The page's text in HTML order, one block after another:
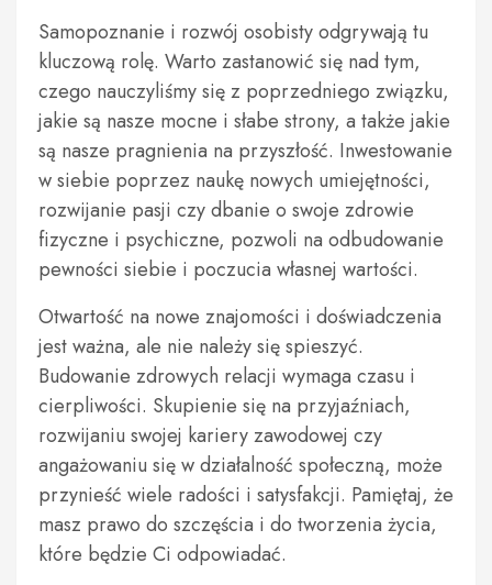
Samopoznanie i rozwój osobisty odgrywają tu
kluczową rolę. Warto zastanowić się nad tym,
czego nauczyliśmy się z poprzedniego związku,
jakie są nasze mocne i słabe strony, a także jakie
są nasze pragnienia na przyszłość. Inwestowanie
w siebie poprzez naukę nowych umiejętności,
rozwijanie pasji czy dbanie o swoje zdrowie
fizyczne i psychiczne, pozwoli na odbudowanie
pewności siebie i poczucia własnej wartości.
Otwartość na nowe znajomości i doświadczenia
jest ważna, ale nie należy się spieszyć.
Budowanie zdrowych relacji wymaga czasu i
cierpliwości. Skupienie się na przyjaźniach,
rozwijaniu swojej kariery zawodowej czy
angażowaniu się w działalność społeczną, może
przynieść wiele radości i satysfakcji. Pamiętaj, że
masz prawo do szczęścia i do tworzenia życia,
które będzie Ci odpowiadać.